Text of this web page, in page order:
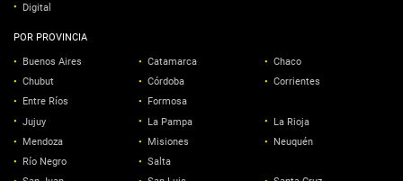
Digital
POR PROVINCIA
Buenos Aires Catamarca
Chaco
Chubut
Córdoba
Corrientes
Entre Ríos
Formosa
Jujuy
La Pampa
La Rioja
Mendoza
Misiones
Neuquén
Río Negro
Salta